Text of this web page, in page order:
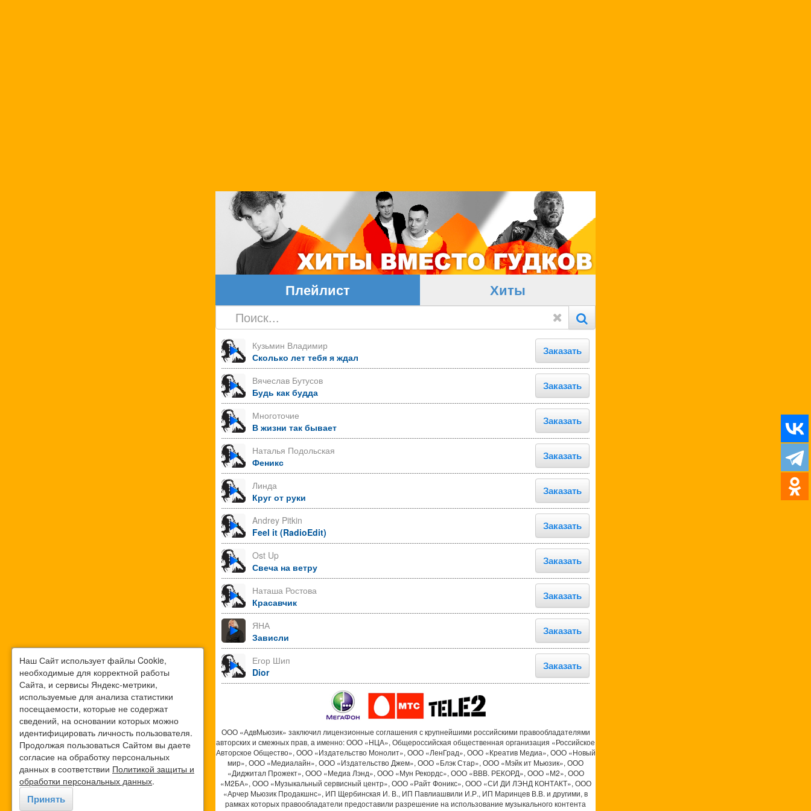
Плейлист Хиты
Кузьмин Владимир
Сколько лет тебя я ждал
Заказать
Вячеслав Бутусов
Будь как будда
Заказать
Многоточие
В жизни так бывает
Заказать
Наталья Подольская
Феникс
Заказать
Линда
Круг от руки
Заказать
Andrey Pitkin
Feel it (RadioEdit)
Заказать
Ost Up
Свеча на ветру
Заказать
Наташа Ростова
Красавчик
Заказать
ЯНА
Зависли
Заказать
Егор Шип
Dior
Заказать
ООО «АдвМьюзик» заключил лицензионные соглашения с крупнейшими российскими правообладателями
авторских и смежных прав, а именно: ООО «НЦА», Общероссийская общественная организация «Российское
Авторское Общество», ООО «Издательство Монолит», ООО «ЛенГрад», ООО «Креатив Медиа», ООО «Новый
мир», ООО «Медиалайн», ООО «Издательство Джем», ООО «Блэк Стар», ООО «Мэйк ит Мьюзик», ООО
«Диджитал Прожект», ООО «Медиа Лэнд», ООО «Мун Рекордс», ООО «ВВВ. РЕКОРД», ООО «М2», ООО
«М2БА», ООО «Музыкальный сервисный центр», ООО «Райт Фоникс», ООО «СИ ДИ ЛЭНД КОНТАКТ», ООО
«Арчер Мьюзик Продакшнс», ИП Щербинская И. В., ИП Павлиашвили И.Р., ИП Маринцев В.В. и другими, в
рамках которых правообладатели предоставили разрешение на использование музыкального контента
Наш Сайт использует файлы Cookie,
необходимые для корректной работы
Сайта, и сервисы Яндекс-метрики,
используемые для анализа статистики
посещаемости, которые не содержат
сведений, на основании которых можно
идентифицировать личность пользователя.
Продолжая пользоваться Сайтом вы даете
согласие на обработку персональных
данных в соответствии Политикой защиты и
обработки персональных данных.
Принять